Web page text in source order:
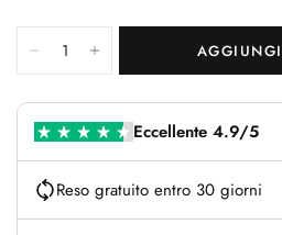
Eccellente 4.9/5
Reso gratuito entro 30 giorni